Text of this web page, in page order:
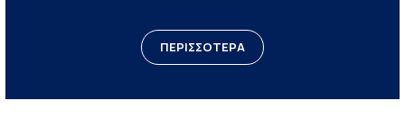
ΠΕΡΙΣΣΟΤΕΡΑ